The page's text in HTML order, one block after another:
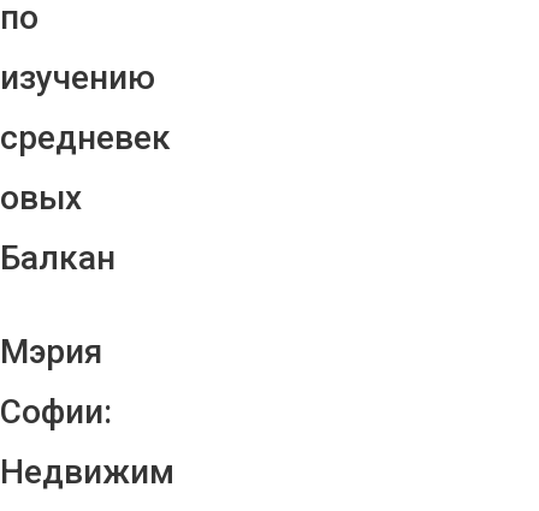
по
изучению
средневек
овых
Балкан
Мэрия
Софии:
Недвижим